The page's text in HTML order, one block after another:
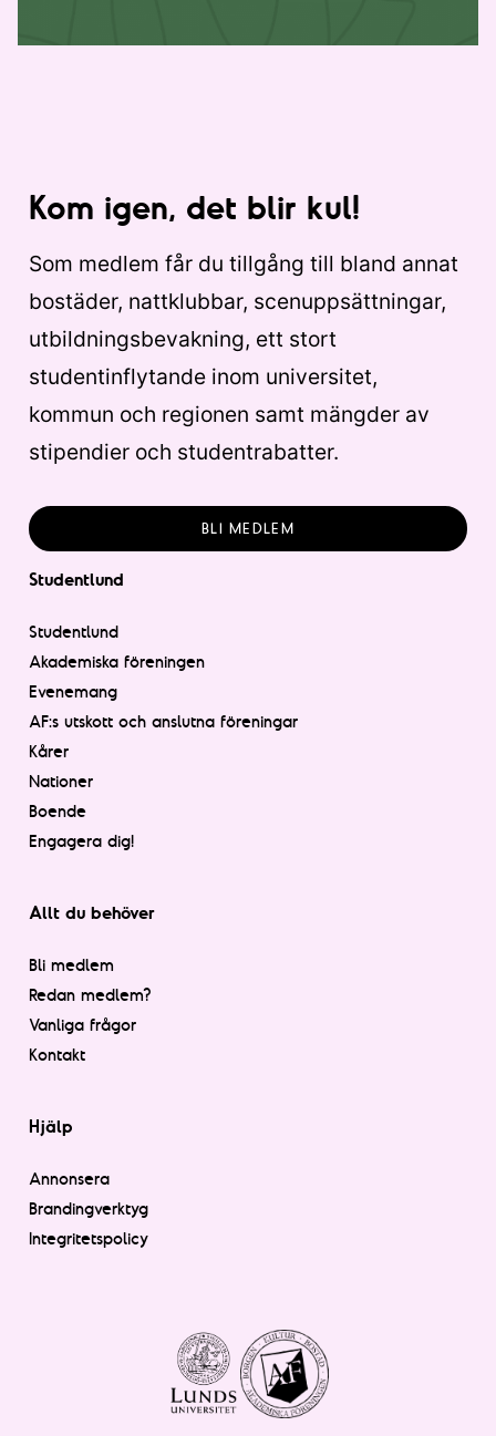
Kom igen, det blir kul!
Som medlem får du tillgång till bland annat
bostäder, nattklubbar, scenuppsättningar,
utbildningsbevakning, ett stort
studentinflytande inom universitet,
kommun och regionen samt mängder av
stipendier och studentrabatter.
BLI MEDLEM
Studentlund
Studentlund
Akademiska föreningen
Evenemang
AF:s utskott och anslutna föreningar
Kårer
Nationer
Boende
Engagera dig!
Allt du behöver
Bli medlem
Redan medlem?
Vanliga frågor
Kontakt
Hjälp
Annonsera
Brandingverktyg
Integritetspolicy